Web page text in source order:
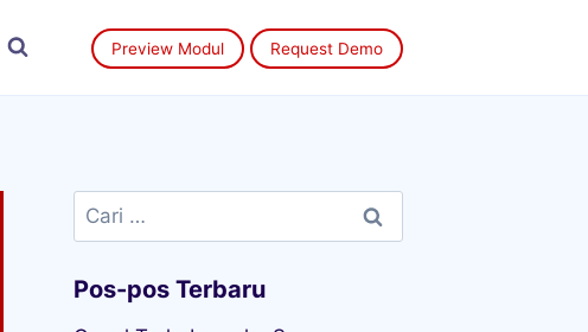
Preview Modul Request Demo
Cari
untuk:
Pos-pos Terbaru